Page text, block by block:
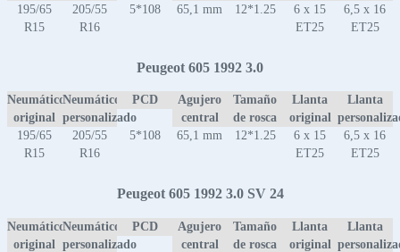
195/65
R15
205/55
R16
5*108 65,1 mm 12*1.25
6 x 15
ET25
6,5 x 16
ET25
Peugeot 605 1992 3.0
Neumático
original
Neumático
personalizado
PCD
Agujero
central
Tamaño
de rosca
Llanta
original
Llanta
195/65
R15
205/55
R16
5*108 65,1 mm 12*1.25
6 x 15
ET25
6,5 x 16
ET25
Peugeot 605 1992 3.0 SV 24
Neumático
original
Neumático
personalizado
PCD
Agujero
central
Tamaño
de rosca
Llanta
original
Llanta